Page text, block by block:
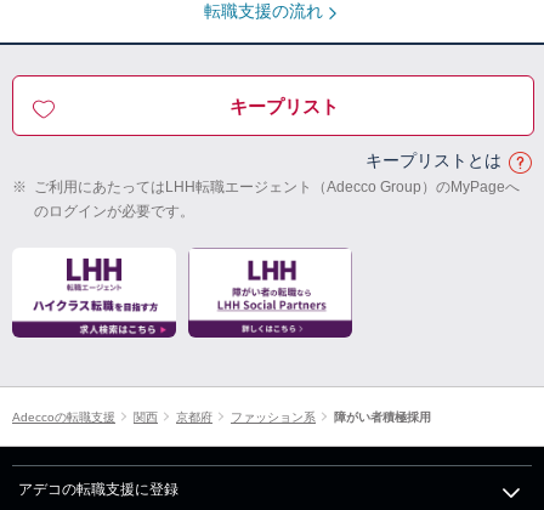
転職支援の流れ
キープリスト
キープリストとは
※ ご利用にあたってはLHH転職エージェント（Adecco Group）のMyPageへ
のログインが必要です。
Adeccoの転職支援 関西 京都府 ファッション系 障がい者積極採用
アデコの転職支援に登録